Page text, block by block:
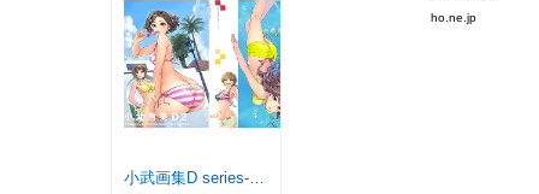
小武画集D series-2 (小武総本家)
ho.ne.jp